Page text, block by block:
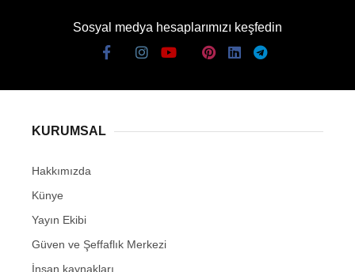
Sosyal medya hesaplarımızı keşfedin
KURUMSAL
Hakkımızda
Künye
Yayın Ekibi
Güven ve Şeffaflık Merkezi
İnsan kaynakları